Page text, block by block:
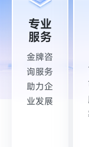
专业
服务
金牌咨
询服务
助力企
业发展